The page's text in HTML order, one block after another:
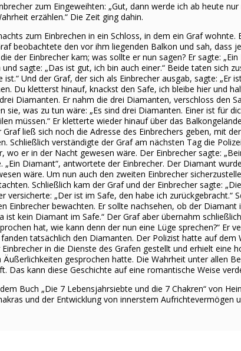
zum Eingeweihten: „Gut, dann werde ich ab heute
erzählen.“ Die Zeit ging dahin.
zum Einbrechen in ein Schloss, in dem ein Graf
beobachtete den vor ihm liegenden Balkon und sah, dass
der Einbrecher kam; was sollte er nun sagen? Er sagte:
sagte: „Das ist gut, ich bin auch einer.“ Beide taten sich
ist.“ Und der Graf, der sich als Einbrecher ausgab, sagte:
Du kletterst hinauf, knackst den Safe, ich bleibe hier und
Diamanten. Er nahm die drei Diamanten, verschloss den
sie, was zu tun wäre: „Es sind drei Diamanten. Einer ist für
müssen.“ Er kletterte wieder hinauf über das
ließ sich noch die Adresse des Einbrechers geben, mit
Schließlich verständigte der Graf am nächsten Tag die
wo er in der Nacht gewesen wäre. Der Einbrecher sagte:
„Ein Diamant“, antwortete der Einbrecher. Der Diamant
wäre. Um nun auch den zweiten Einbrecher
Schließlich kam der Graf und der Einbrecher sagte:
versicherte: „Der ist im Safe, den habe ich
Einbrecher bewachten. Er sollte nachsehen, ob der
ist kein Diamant im Safe.“ Der Graf aber übernahm
hat, wie kann denn der nun eine Lüge sprechen?“ Er
tatsächlich den Diamanten. Der Polizist hatte auf
in die Dienste des Grafen gestellt und erhielt eine
Äußerlichkeiten gesprochen hatte. Die Wahrheit unter allen
Das kann diese Geschichte auf eine romantische Weise
Buch „Die 7 Lebensjahrsiebte und die 7 Chakren“ von
und der Entwicklung von innerstem Aufrichtevermögen